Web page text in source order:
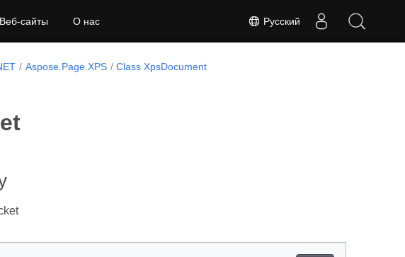
Русский
Веб-сайты О нас
Aspose.Page.XPS
Class XpsDocument